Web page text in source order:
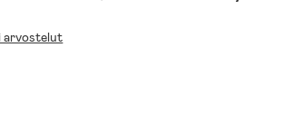
arvostelut